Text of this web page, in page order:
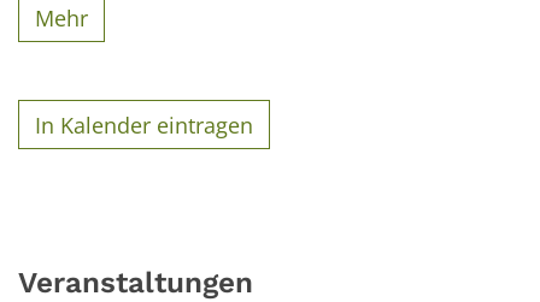
Mehr
In Kalender eintragen
Veranstaltungen